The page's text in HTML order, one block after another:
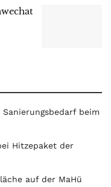
beim
Hitzepaket der
auf der MaHü